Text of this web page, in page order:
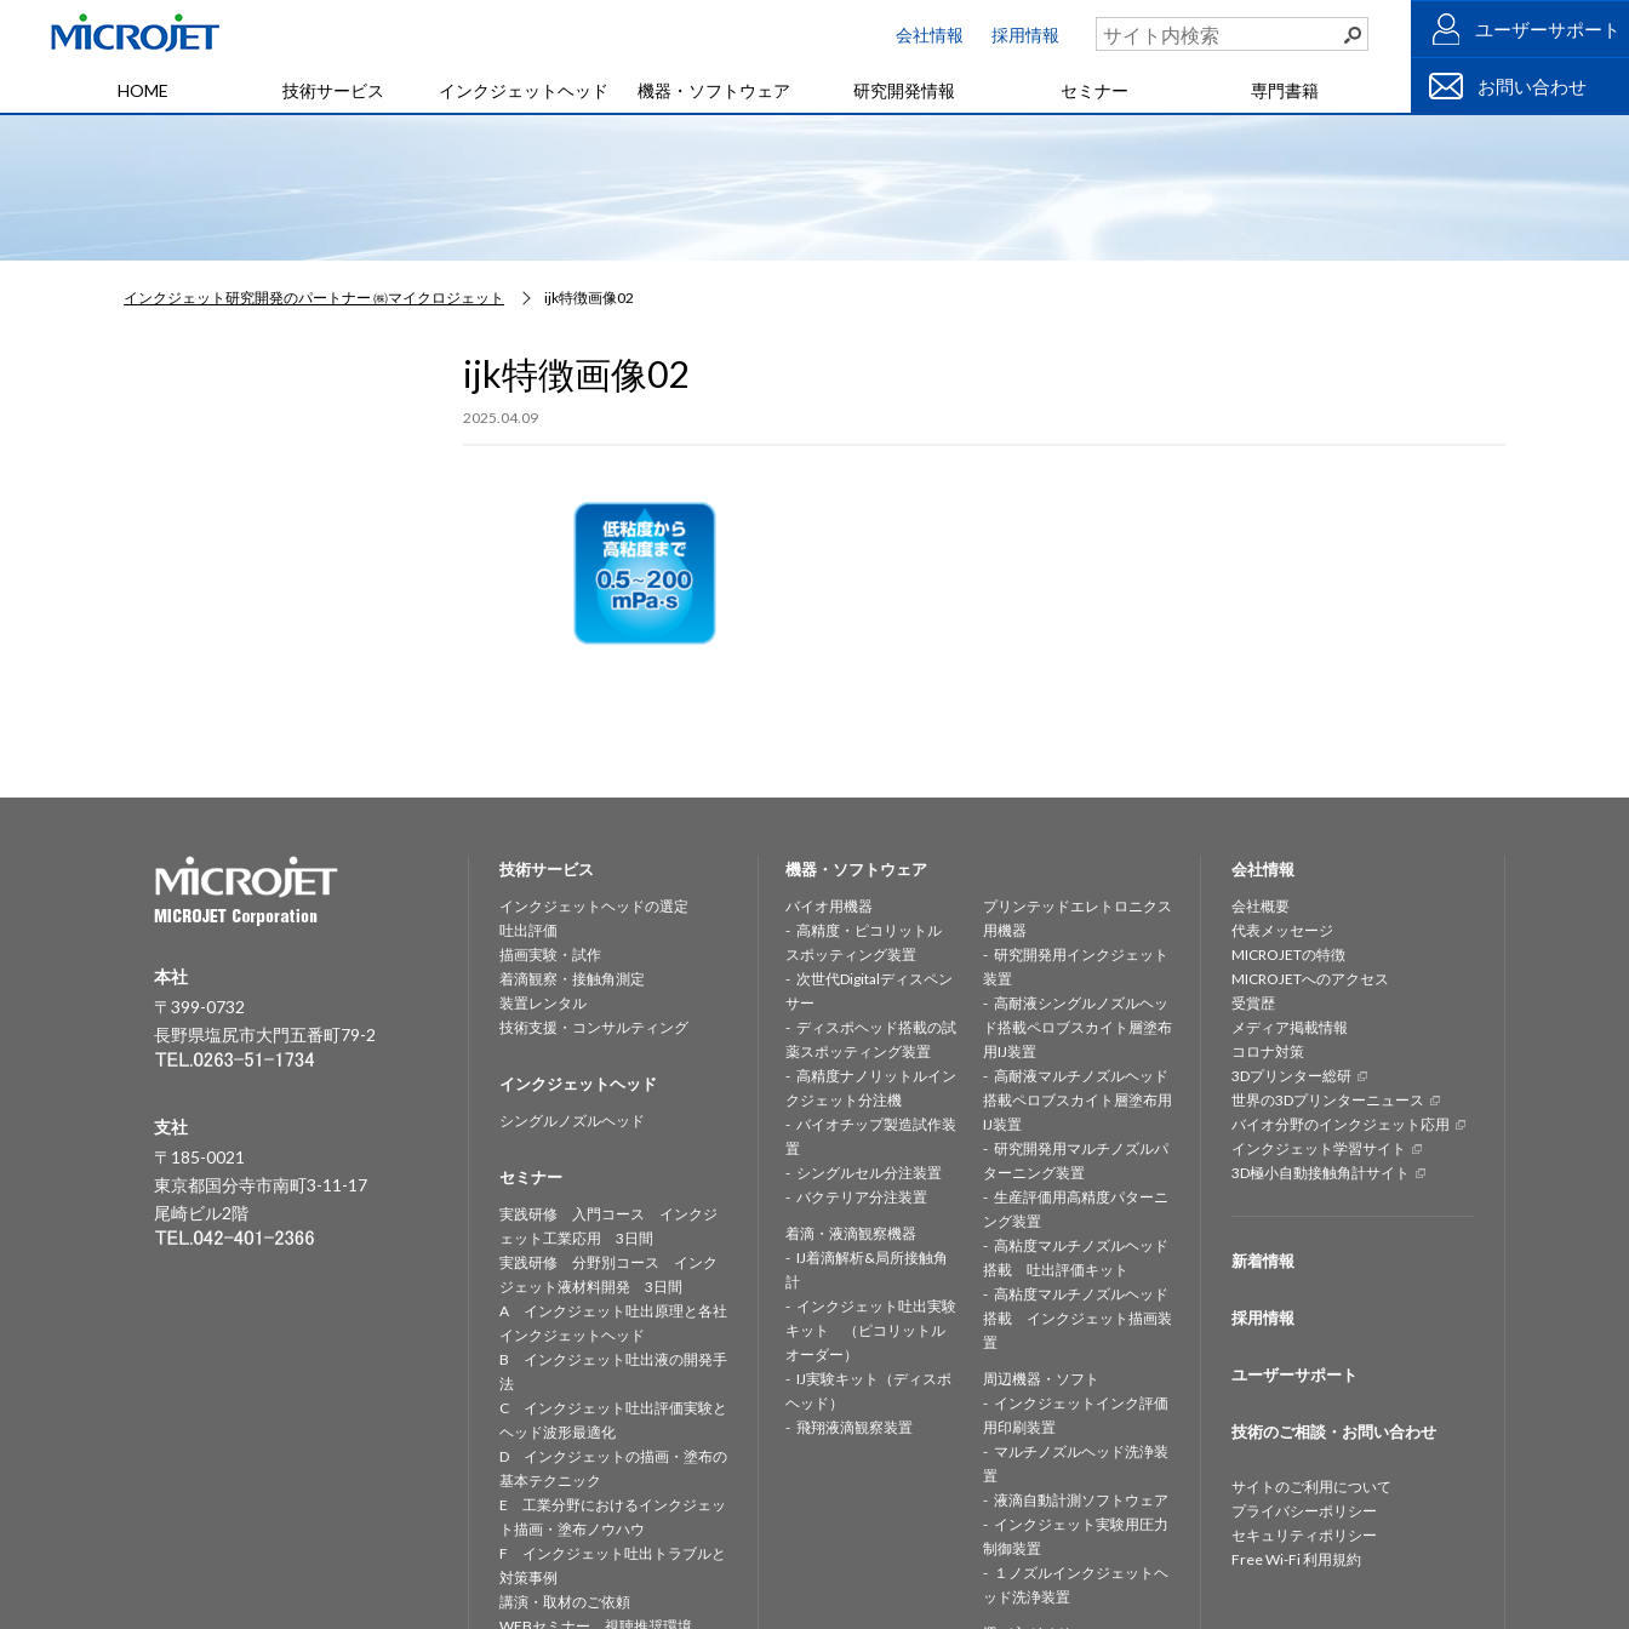
会社情報 採用情報
HOME 技術サービス インクジェットヘッド 機器・ソフトウェア 研究開発情報 セミナー 専門書籍
ユーザーサポート
お問い合わせ
インクジェット研究開発のパートナー ㈱マイクロジェット ijk特徴画像02
ijk特徴画像02
2025.04.09
本社
〒399-0732
長野県塩尻市大門五番町79-2
支社
〒185-0021
東京都国分寺市南町3-11-17
尾崎ビル2階
技術サービス
インクジェットヘッドの選定
吐出評価
描画実験・試作
着滴観察・接触角測定
装置レンタル
技術支援・コンサルティング
インクジェットヘッド
シングルノズルヘッド
セミナー
実践研修 入門コース インクジ
ェット工業応用 3日間
実践研修 分野別コース インク
ジェット液材料開発 3日間
A インクジェット吐出原理と各社
インクジェットヘッド
B インクジェット吐出液の開発手
法
C インクジェット吐出評価実験と
ヘッド波形最適化
D インクジェットの描画・塗布の
基本テクニック
E 工業分野におけるインクジェッ
ト描画・塗布ノウハウ
F インクジェット吐出トラブルと
対策事例
講演・取材のご依頼
機器・ソフトウェア
バイオ用機器
高精度・ピコリットル
スポッティング装置
次世代Digitalディスペン
サー
ディスポヘッド搭載の試
薬スポッティング装置
高精度ナノリットルイン
クジェット分注機
バイオチップ製造試作装
置
シングルセル分注装置
バクテリア分注装置
着滴・液滴観察機器
IJ着滴解析&局所接触角
計
インクジェット吐出実験
キット （ピコリットル
オーダー）
IJ実験キット（ディスポ
ヘッド）
飛翔液滴観察装置
プリンテッドエレトロニクス
用機器
研究開発用インクジェット
装置
高耐液シングルノズルヘッ
ド搭載ペロブスカイト層塗布
用IJ装置
高耐液マルチノズルヘッド
搭載ペロブスカイト層塗布用
IJ装置
研究開発用マルチノズルパ
ターニング装置
生産評価用高精度パターニ
ング装置
高粘度マルチノズルヘッド
搭載 吐出評価キット
高粘度マルチノズルヘッド
搭載 インクジェット描画装
置
周辺機器・ソフト
インクジェットインク評価
用印刷装置
マルチノズルヘッド洗浄装
置
液滴自動計測ソフトウェア
インクジェット実験用圧力
制御装置
１ノズルインクジェットヘ
ッド洗浄装置
会社情報
会社概要
代表メッセージ
MICROJETの特徴
MICROJETへのアクセス
受賞歴
メディア掲載情報
コロナ対策
3Dプリンター総研
世界の3Dプリンターニュース
バイオ分野のインクジェット応用
インクジェット学習サイト
3D極小自動接触角計サイト
新着情報
採用情報
ユーザーサポート
技術のご相談・お問い合わせ
サイトのご利用について
プライバシーポリシー
セキュリティポリシー
Free Wi-Fi 利用規約